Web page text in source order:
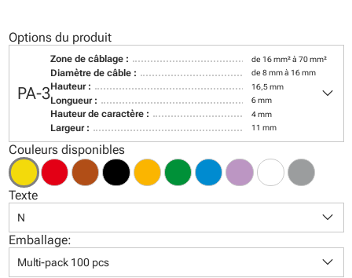
Options du produit
PA-3
Zone de câblage : de 16 mm² à 70 mm²
Diamètre de câble : de 8 mm à 16 mm
Hauteur : 16,5 mm
Longueur : 6 mm
Hauteur de caractère : 4 mm
Largeur : 11 mm
keyboard_arrow_down
Couleurs disponibles
Texte
N keyboard_arrow_down
Emballage:
Multi-pack 100 pcs keyboard_arrow_down